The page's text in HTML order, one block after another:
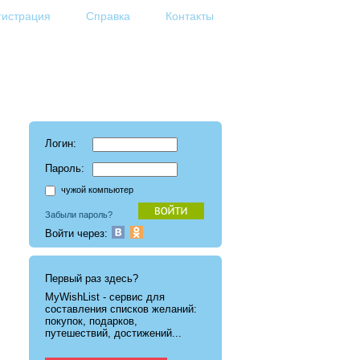
Справка Контакты
Логин:
Пароль:
чужой компьютер
Забыли пароль?
Войти через:
Первый раз здесь?
MyWishList - cервис для
составления списков желаний:
покупок, подарков,
путешествий, достижений...